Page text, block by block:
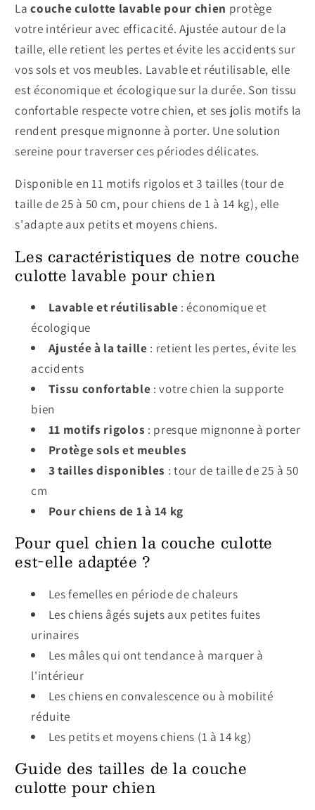
Lacouche culotte lavable pour chien protège
votre intérieur avec efficacité. Ajustée autour de la
taille, elle retient les pertes et évite les accidents sur
vos sols et vos meubles. Lavable et réutilisable, elle
est économique et écologique sur la durée. Son tissu
confortable respecte votre chien, et ses jolis motifs la
rendent presque mignonne à porter. Une solution
sereine pour traverser ces périodes délicates.
Disponible en 11 motifs rigolos et 3 tailles (tour de
taille de 25 à 50 cm, pour chiens de 1 à 14 kg), elle
s'adapte aux petits et moyens chiens.
Les caractéristiques de notre couche
culotte lavable pour chien
Lavable et réutilisable : économique et
écologique
Ajustée à la taille : retient les pertes, évite les
accidents
Tissu confortable : votre chien la supporte
bien
11 motifs rigolos : presque mignonne à porter
Protège sols et meubles
3 tailles disponibles : tour de taille de 25 à 50
cm
Pour chiens de 1 à 14 kg
Pour quel chien la couche culotte
est-elle adaptée ?
Les femelles en période de chaleurs
Les chiens âgés sujets aux petites fuites
urinaires
Les mâles qui ont tendance à marquer à
l'intérieur
Les chiens en convalescence ou à mobilité
réduite
Les petits et moyens chiens (1 à 14 kg)
Guide des tailles de la couche
culotte pour chien